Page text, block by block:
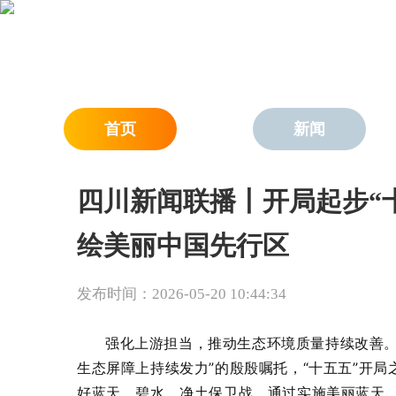
首页 新闻
四川新闻联播丨开局起步
绘美丽中国先行区
发布时间：2026-05-20 10:44:34
强化上游担当，推动生态环境质量持续改善
生态屏障上持续发力”的殷殷嘱托，“十五五”开
好蓝天、碧水、净土保卫战，通过实施美丽蓝天